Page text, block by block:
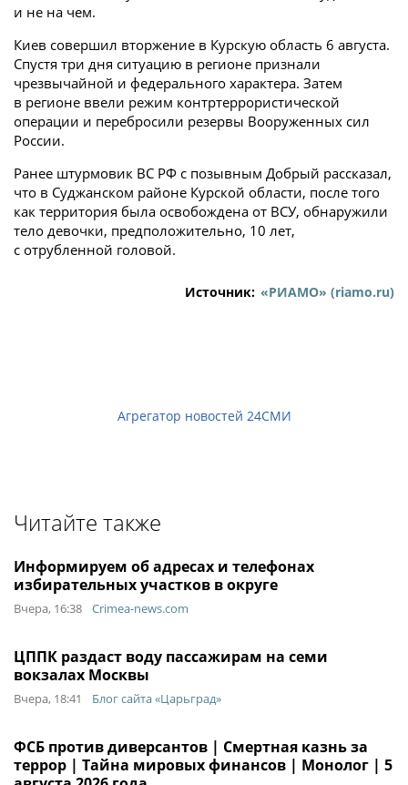
и не на чем.
Киев совершил вторжение в Курскую область 6 августа.
Спустя три дня ситуацию в регионе признали
чрезвычайной и федерального характера. Затем
в регионе ввели режим контртеррористической
операции и перебросили резервы Вооруженных сил
России.
Ранее штурмовик ВС РФ с позывным Добрый рассказал,
что в Суджанском районе Курской области, после того
как территория была освобождена от ВСУ, обнаружили
тело девочки, предположительно, 10 лет,
с отрубленной головой.
Источник: «РИАМО» (riamo.ru)
Агрегатор новостей 24СМИ
Читайте также
Информируем об адресах и телефонах
избирательных участков в округе
Вчера, 16:38 Crimea-news.com
ЦППК раздаст воду пассажирам на семи
вокзалах Москвы
Вчера, 18:41 Блог сайта «Царьград»
ФСБ против диверсантов | Смертная казнь за
террор | Тайна мировых финансов | Монолог | 5